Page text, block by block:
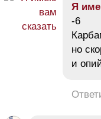
Я
-6
но
и